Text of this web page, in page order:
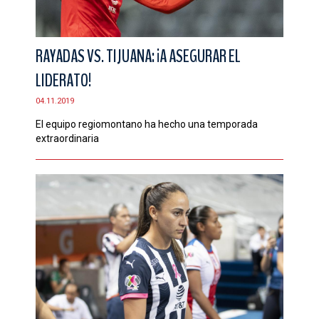
RAYADAS VS. TIJUANA: ¡A ASEGURAR EL
LIDERATO!
04.11.2019
El equipo regiomontano ha hecho una temporada
extraordinaria